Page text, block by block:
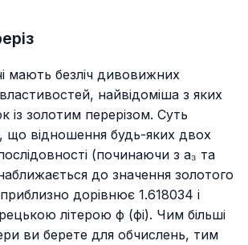
мають безліч дивовижних
найвідоміша з яких
із золотим перерізом. Суть
що відношення будь-яких двох
(починаючи з a₃ та
до значення золотого
дорівнює 1.618034 і
літерою ϕ (фі). Чим більші
ви берете для обчислень, тим